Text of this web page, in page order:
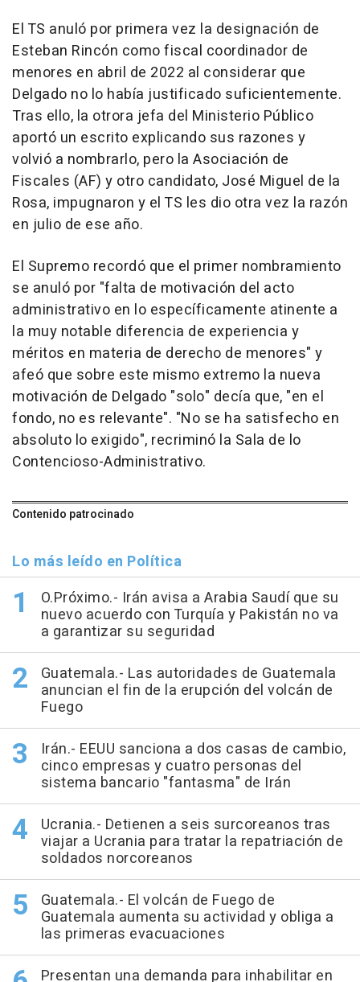
El TS anuló por primera vez la designación de
Esteban Rincón como fiscal coordinador de
menores en abril de 2022 al considerar que
Delgado no lo había justificado suficientemente.
Tras ello, la otrora jefa del Ministerio Público
aportó un escrito explicando sus razones y
volvió a nombrarlo, pero la Asociación de
Fiscales (AF) y otro candidato, José Miguel de la
Rosa, impugnaron y el TS les dio otra vez la razón
en julio de ese año.
El Supremo recordó que el primer nombramiento
se anuló por "falta de motivación del acto
administrativo en lo específicamente atinente a
la muy notable diferencia de experiencia y
méritos en materia de derecho de menores" y
afeó que sobre este mismo extremo la nueva
motivación de Delgado "solo" decía que, "en el
fondo, no es relevante". "No se ha satisfecho en
absoluto lo exigido", recriminó la Sala de lo
Contencioso-Administrativo.
Contenido patrocinado
Lo más leído en Política
O.Próximo.- Irán avisa a Arabia Saudí que su
nuevo acuerdo con Turquía y Pakistán no va
a garantizar su seguridad
Guatemala.- Las autoridades de Guatemala
anuncian el fin de la erupción del volcán de
Fuego
Irán.- EEUU sanciona a dos casas de cambio,
cinco empresas y cuatro personas del
sistema bancario "fantasma" de Irán
Ucrania.- Detienen a seis surcoreanos tras
viajar a Ucrania para tratar la repatriación de
soldados norcoreanos
Guatemala.- El volcán de Fuego de
Guatemala aumenta su actividad y obliga a
las primeras evacuaciones
Presentan una demanda para inhabilitar en